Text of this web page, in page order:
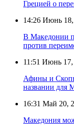
Грецией о
14:26 Июнь 18,
В Македонии
против
11:51 Июнь 17,
Афины и
названии для
16:31 Май 20,
Македония